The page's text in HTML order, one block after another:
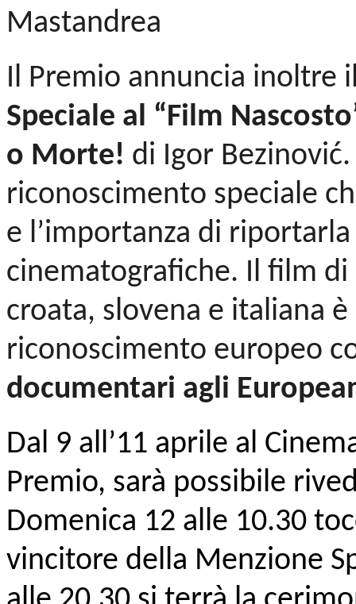
Mastandrea
Il Premio annuncia inoltre
Speciale al “Film
o Morte! di Igor
riconoscimento speciale
e l’importanza di
cinematografiche. Il film
croata, slovena e italiana
riconoscimento europeo
documentari agli
Dal 9 all’11 aprile al
Premio, sarà possibile
Domenica 12 alle 10.30
vincitore della Menzione